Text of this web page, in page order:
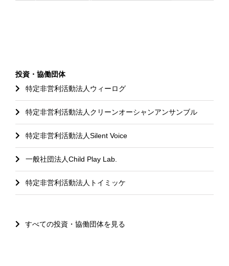
投資・協働団体
特定非営利活動法人ウィーログ
特定非営利活動法人クリーンオーシャンアンサンブル
特定非営利活動法人Silent Voice
一般社団法人Child Play Lab.
特定非営利活動法人トイミッケ
すべての投資・協働団体を見る